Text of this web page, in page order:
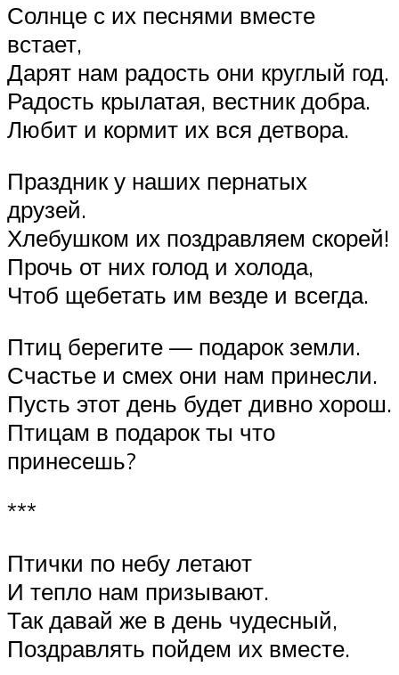
Солнце с их песнями вместе
встает,
Дарят нам радость они круглый год.
Радость крылатая, вестник добра.
Любит и кормит их вся детвора.
Праздник у наших пернатых
друзей.
Хлебушком их поздравляем скорей!
Прочь от них голод и холода,
Чтоб щебетать им везде и всегда.
Птиц берегите — подарок земли.
Счастье и смех они нам принесли.
Пусть этот день будет дивно хорош.
Птицам в подарок ты что
принесешь?
***
Птички по небу летают
И тепло нам призывают.
Так давай же в день чудесный,
Поздравлять пойдем их вместе.